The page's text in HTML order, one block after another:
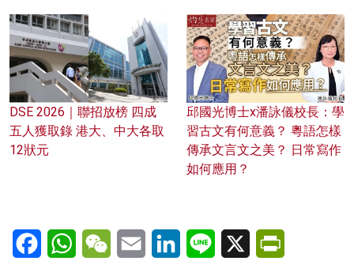
DSE 2026｜聯招放榜 四成
五人獲取錄 港大、中大各取
12狀元
邱國光博士x潘詠儀校長：學
習古文有何意義？ 粵語怎樣
傳承文言文之美？ 日常寫作
如何應用？
FacebookWhatsAppWeChatEmail LinkedInLine X